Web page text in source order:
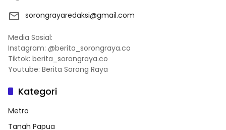
sorongrayaredaksi@gmail.com
Media Sosial:
Instagram: @berita_sorongraya.co
Tiktok: berita_sorongraya.co
Youtube: Berita Sorong Raya
Kategori
Metro
Tanah Papua